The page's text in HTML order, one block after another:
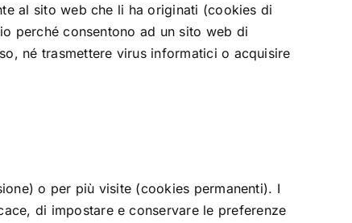
al sito web che li ha originati (cookies di
perché consentono ad un sito web di
né trasmettere virus informatici o acquisire
o per più visite (cookies permanenti). I
di impostare e conservare le preferenze